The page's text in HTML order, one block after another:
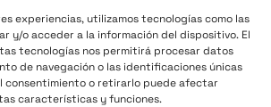
experiencias, utilizamos tecnologías como las
y/o acceder a la información del dispositivo. El
tecnologías nos permitirá procesar datos
de navegación o las identificaciones únicas
consentimiento o retirarlo puede afectar
características y funciones.
85 50